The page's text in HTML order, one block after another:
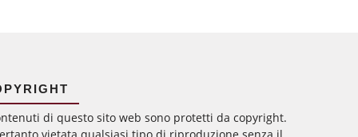
di questo sito web sono protetti da copyright.